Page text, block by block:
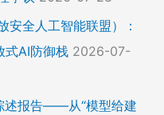
全人工智能联盟）：
式AI防御栈 2026-07-
述报告——从“模型给建